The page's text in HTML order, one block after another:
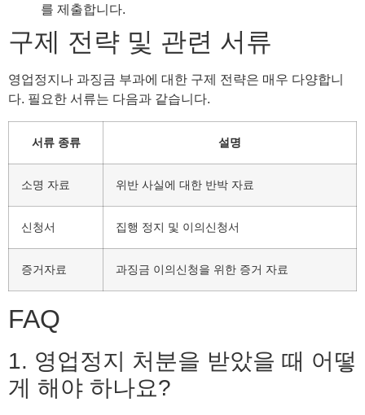
를 제출합니다.
구제 전략 및 관련 서류
영업정지나 과징금 부과에 대한 구제 전략은 매우 다양합니
다. 필요한 서류는 다음과 같습니다.
서류 종류 설명
소명 자료 위반 사실에 대한 반박 자료
신청서 집행 정지 및 이의신청서
증거자료 과징금 이의신청을 위한 증거 자료
FAQ
1. 영업정지 처분을 받았을 때 어떻
게 해야 하나요?